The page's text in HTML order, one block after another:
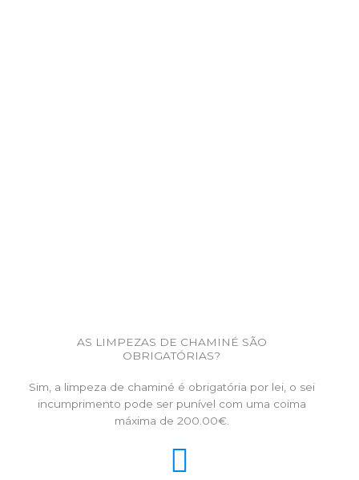
AS LIMPEZAS DE CHAMINÉ SÃO
OBRIGATÓRIAS?
Sim, a limpeza de chaminé é obrigatória por lei, o sei
incumprimento pode ser punível com uma coima
máxima de 200.00€.